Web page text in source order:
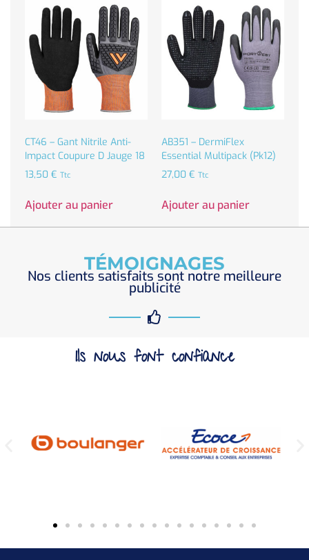
CT46 – Gant Nitrile Anti-
Impact Coupure D Jauge 18
13,50 € Ttc
Ajouter au panier
AB351 – DermiFlex
Essential Multipack (Pk12)
27,00 € Ttc
Ajouter au panier
TÉMOIGNAGES
Nos clients satisfaits sont notre meilleure
publicité
Ils nous font confiance